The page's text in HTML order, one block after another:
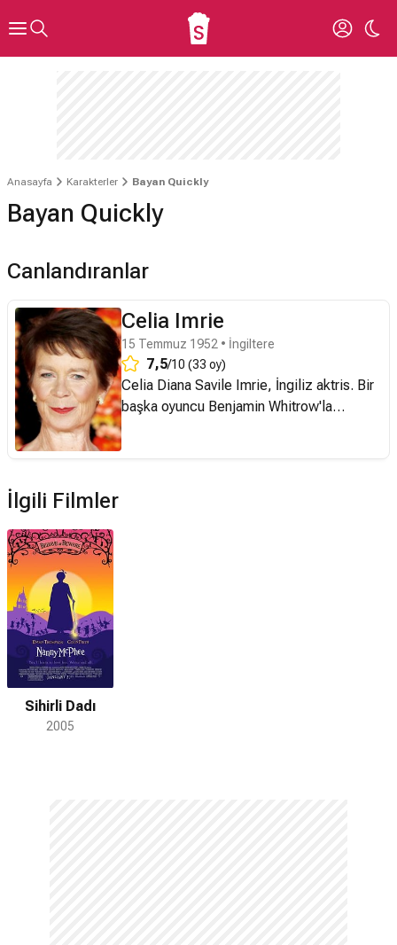
Anasayfa Karakterler Bayan Quickly
Bayan Quickly
Canlandıranlar
Celia Imrie
15 Temmuz 1952 • İngiltere
7,5/10 (33 oy)
Celia Diana Savile Imrie, İngiliz aktris. Bir
başka oyuncu Benjamin Whitrow'la
İlgili Filmler
Sihirli Dadı
2005